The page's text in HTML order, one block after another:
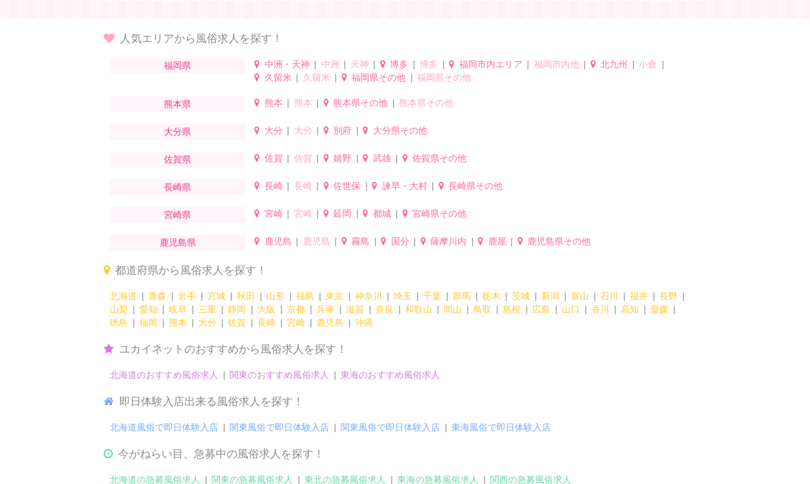
人気エリアから風俗求人を探す！
福岡県 中洲・天神 中洲 天神 博多 博多 福岡市内エリア 福岡市内他 北九州
小倉
久留米
久留米 福岡県その他 福岡県その他
熊本県 熊本 熊本 熊本県その他 熊本県その他
大分県 大分 大分 別府 大分県その他
佐賀県 佐賀 佐賀 嬉野 武雄 佐賀県その他
長崎県 長崎 長崎 佐世保 諫早・大村 長崎県その他
宮崎県 宮崎 宮崎 延岡 都城 宮崎県その他
鹿児島県 鹿児島 鹿児島 霧島 国分 薩摩川内 鹿屋 鹿児島県その他
都道府県から風俗求人を探す！
北海道 青森 岩手 宮城 秋田 山形 福島 東京 神奈川 埼玉 千葉 群馬 栃木 茨城 新潟 富山 石川 福井
長野
山梨
愛知 岐阜 三重 静岡 大阪 京都 兵庫 滋賀 奈良 和歌山 岡山 鳥取 島根 広島 山口 香川 高知
愛媛
徳島
福岡 熊本 大分 佐賀 長崎 宮崎 鹿児島 沖縄
ユカイネットのおすすめから風俗求人を探す！
北海道のおすすめ風俗求人 関東のおすすめ風俗求人 東海のおすすめ風俗求人
即日体験入店出来る風俗求人を探す！
北海道風俗で即日体験入店 関東風俗で即日体験入店 関東風俗で即日体験入店 東海風俗で即日体験入店
今がねらい目、急募中の風俗求人を探す！
北海道の急募風俗求人 関東の急募風俗求人 東北の急募風俗求人 東海の急募風俗求人 関西の急募風俗求人